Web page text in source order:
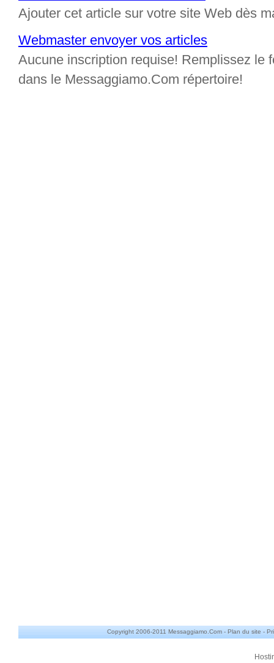
Ajouter cet article sur votre site Web dès
Webmaster envoyer vos articles
Aucune inscription requise! Remplissez le
dans le Messaggiamo.Com répertoire!
Copyright 2006-2011 Messaggiamo.Com - Plan du site -